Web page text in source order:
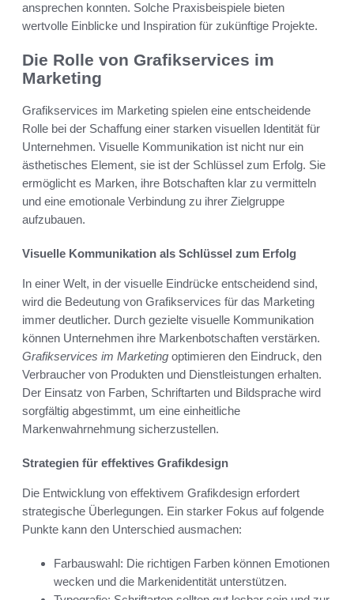
ansprechen konnten. Solche Praxisbeispiele bieten
wertvolle Einblicke und Inspiration für zukünftige Projekte.
Die Rolle von Grafikservices im
Marketing
Grafikservices im Marketing spielen eine entscheidende
Rolle bei der Schaffung einer starken visuellen Identität für
Unternehmen. Visuelle Kommunikation ist nicht nur ein
ästhetisches Element, sie ist der Schlüssel zum Erfolg. Sie
ermöglicht es Marken, ihre Botschaften klar zu vermitteln
und eine emotionale Verbindung zu ihrer Zielgruppe
aufzubauen.
Visuelle Kommunikation als Schlüssel zum Erfolg
In einer Welt, in der visuelle Eindrücke entscheidend sind,
wird die Bedeutung von Grafikservices für das Marketing
immer deutlicher. Durch gezielte visuelle Kommunikation
können Unternehmen ihre Markenbotschaften verstärken.
Grafikservices im Marketing optimieren den Eindruck, den
Verbraucher von Produkten und Dienstleistungen erhalten.
Der Einsatz von Farben, Schriftarten und Bildsprache wird
sorgfältig abgestimmt, um eine einheitliche
Markenwahrnehmung sicherzustellen.
Strategien für effektives Grafikdesign
Die Entwicklung von effektivem Grafikdesign erfordert
strategische Überlegungen. Ein starker Fokus auf folgende
Punkte kann den Unterschied ausmachen:
Farbauswahl: Die richtigen Farben können Emotionen
wecken und die Markenidentität unterstützen.